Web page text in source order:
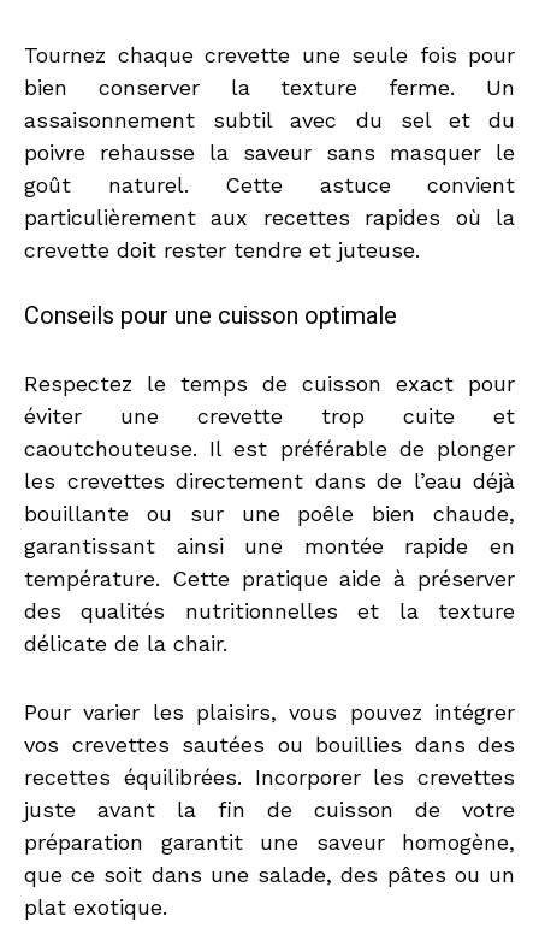
Tournez chaque crevette une seule fois pour
bien conserver la texture ferme. Un
assaisonnement subtil avec du sel et du
poivre rehausse la saveur sans masquer le
goût naturel. Cette astuce convient
particulièrement aux recettes rapides où la
crevette doit rester tendre et juteuse.
Conseils pour une cuisson optimale
Respectez le temps de cuisson exact pour
éviter une crevette trop cuite et
caoutchouteuse. Il est préférable de plonger
les crevettes directement dans de l’eau déjà
bouillante ou sur une poêle bien chaude,
garantissant ainsi une montée rapide en
température. Cette pratique aide à préserver
des qualités nutritionnelles et la texture
délicate de la chair.
Pour varier les plaisirs, vous pouvez intégrer
vos crevettes sautées ou bouillies dans des
recettes équilibrées. Incorporer les crevettes
juste avant la fin de cuisson de votre
préparation garantit une saveur homogène,
que ce soit dans une salade, des pâtes ou un
plat exotique.